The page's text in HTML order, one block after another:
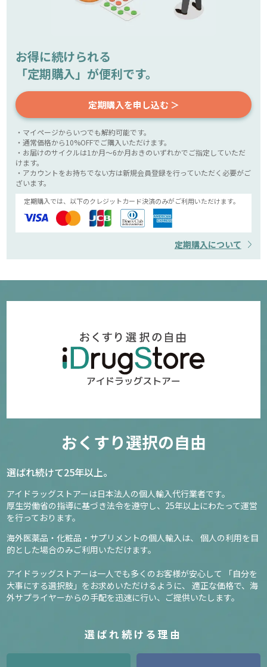
お得に続けられる
「定期購入」が便利です。
定期購入を申し込む ＞
・マイページからいつでも解約可能です。
・通常価格から10%OFFでご購入いただけます。
・お届けのサイクルは1か月～6か月おきのいずれかでご指定していただ
けます。
・アカウントをお持ちでない方は新規会員登録を行っていただく必要がご
ざいます。
定期購入では、以下のクレジットカード決済のみがご利用いただけます。
定期購入について
おくすり選択の自由
選ばれ続けて25年以上。
アイドラッグストアーは日本法人の個人輸入代行業者です。
厚生労働省の指導に基づき法令を遵守し、 25年以上にわたって運営
を行っております。
海外医薬品・化粧品・サプリメントの個人輸入は、
個人の利用を目
的とした場合のみご利用いただけます。
アイドラッグストアーは一人でも多くのお客様が安心して
「自分を
大事にする選択肢」をお求めいただけるように、
適正な価格で、海
外サプライヤーからの手配を迅速に行い、ご提供いたします。
選ばれ続ける理由